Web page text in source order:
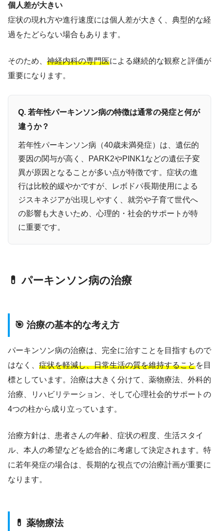
個人差が大きい
症状の現れ方や進行速度には個人差が大きく、典型的な経
過をたどらない場合もあります。
そのため、 神経内科の専門医による継続的な観察と評価が
重要になります。
Q. 若年性パーキンソン病の特徴は通常の発症と何が
違うか？
若年性パーキンソン病（40歳未満発症）は、遺伝的
要因の関与が高く、PARK2やPINK1などの遺伝子変
異が原因となることが多い点が特徴です。症状の進
行は比較的緩やかですが、レボドパ長期使用による
ジスキネジアが出現しやすく、就労や子育て世代へ
の影響も大きいため、心理的・社会的サポートが特
に重要です。
💊 パーキンソン病の治療
🎯 治療の基本的な考え方
パーキンソン病の治療は、完全に治すことを目指すもので
はなく、 症状を軽減し、日常生活の質を維持することを目
標としています。治療は大きく分けて、薬物療法、外科的
治療、リハビリテーション、そして心理社会的サポートの
4つの柱から成り立っています。
治療方針は、患者さんの年齢、症状の程度、生活スタイ
ル、本人の希望などを総合的に考慮して決定されます。特
に若年発症の場合は、長期的な視点での治療計画が重要に
なります。
💊 薬物療法